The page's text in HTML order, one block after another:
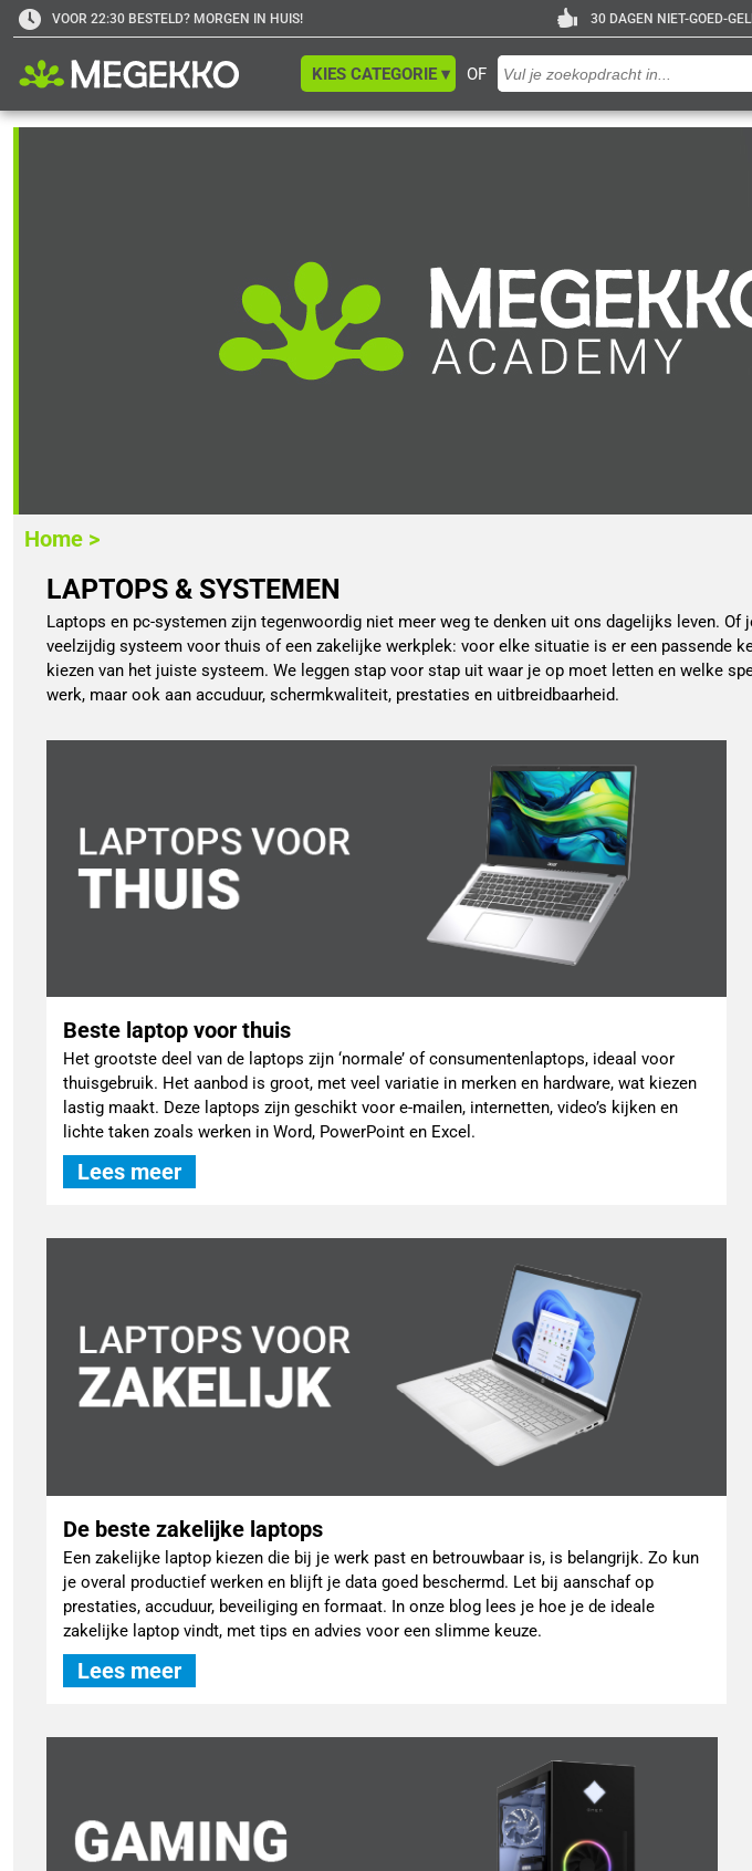
VOOR 22:30 BESTELD? MORGEN IN HUIS! 30 DAGEN NIET-GOED-
OF
KIES CATEGORIE ▾
Home >
LAPTOPS & SYSTEMEN
Laptops en pc-systemen zijn tegenwoordig niet meer weg te denken uit ons dagelijks leven.
veelzijdig systeem voor thuis of een zakelijke werkplek: voor elke situatie is er een passende
kiezen van het juiste systeem. We leggen stap voor stap uit waar je op moet letten en welke
werk, maar ook aan accuduur, schermkwaliteit, prestaties en uitbreidbaarheid.
Beste laptop voor thuis
Het grootste deel van de laptops zijn ‘normale’ of consumentenlaptops, ideaal voor
thuisgebruik. Het aanbod is groot, met veel variatie in merken en hardware, wat kiezen
lastig maakt. Deze laptops zijn geschikt voor e-mailen, internetten, video’s kijken en
lichte taken zoals werken in Word, PowerPoint en Excel.
Lees meer
De beste zakelijke laptops
Een zakelijke laptop kiezen die bij je werk past en betrouwbaar is, is belangrijk. Zo kun
je overal productief werken en blijft je data goed beschermd. Let bij aanschaf op
prestaties, accuduur, beveiliging en formaat. In onze blog lees je hoe je de ideale
zakelijke laptop vindt, met tips en advies voor een slimme keuze.
Lees meer